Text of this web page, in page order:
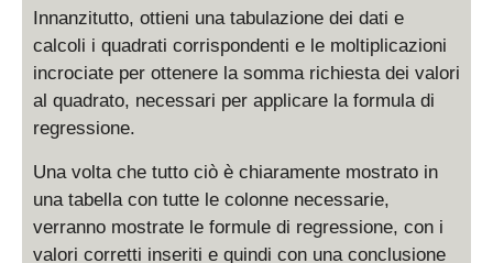
Innanzitutto, ottieni una tabulazione dei dati e
calcoli i quadrati corrispondenti e le moltiplicazioni
incrociate per ottenere la somma richiesta dei valori
al quadrato, necessari per applicare la formula di
regressione.
Una volta che tutto ciò è chiaramente mostrato in
una tabella con tutte le colonne necessarie,
verranno mostrate le formule di regressione, con i
valori corretti inseriti e quindi con una conclusione